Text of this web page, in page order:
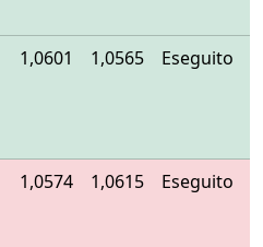
1,0601 1,0565 Eseguito
1,0574 1,0615 Eseguito